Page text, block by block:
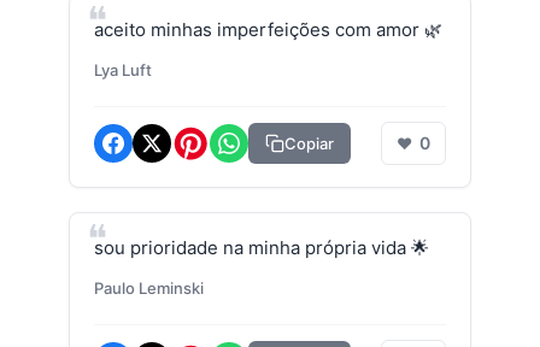
aceito minhas imperfeições com amor 🌿
Lya Luft
Copiar ❤ 0
sou prioridade na minha própria vida 🌟
Paulo Leminski